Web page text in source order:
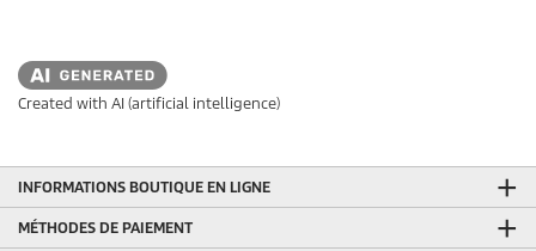
Created with AI (artificial intelligence)
INFORMATIONS BOUTIQUE EN LIGNE
MÉTHODES DE PAIEMENT